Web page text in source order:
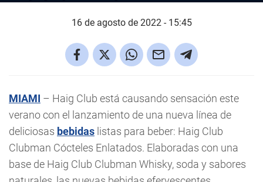
16 de agosto de 2022 - 15:45
MIAMI – Haig Club está causando sensación este
verano con el lanzamiento de una nueva línea de
deliciosas bebidas listas para beber: Haig Club
Clubman Cócteles Enlatados. Elaboradas con una
base de Haig Club Clubman Whisky, soda y sabores